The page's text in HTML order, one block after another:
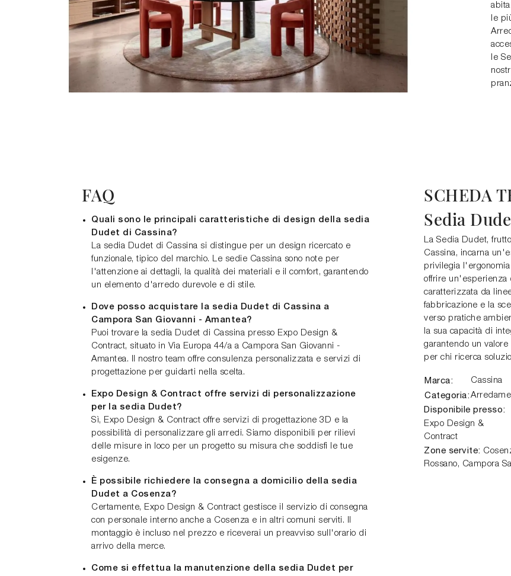
le
le
FAQ
Quali sono le principali caratteristiche di design della sedia
Dudet di Cassina?
La sedia Dudet di Cassina si distingue per un design ricercato e
funzionale, tipico del marchio. Le sedie Cassina sono note per
l'attenzione ai dettagli, la qualità dei materiali e il comfort, garantendo
un elemento d'arredo durevole e di stile.
Dove posso acquistare la sedia Dudet di Cassina a
Campora San Giovanni - Amantea?
Puoi trovare la sedia Dudet di Cassina presso Expo Design &
Contract, situato in Via Europa 44/a a Campora San Giovanni -
Amantea. Il nostro team offre consulenza personalizzata e servizi di
progettazione per guidarti nella scelta.
Expo Design & Contract offre servizi di personalizzazione
per la sedia Dudet?
Sì, Expo Design & Contract offre servizi di progettazione 3D e la
possibilità di personalizzare gli arredi. Siamo disponibili per rilievi
delle misure in loco per un progetto su misura che soddisfi le tue
esigenze.
È possibile richiedere la consegna a domicilio della sedia
Dudet a Cosenza?
Certamente, Expo Design & Contract gestisce il servizio di consegna
con personale interno anche a Cosenza e in altri comuni serviti. Il
montaggio è incluso nel prezzo e riceverai un preavviso sull'orario di
arrivo della merce.
Come si effettua la manutenzione della sedia Dudet per
SCHEDA
Sedia
La Sedia Dudet,
Cassina, incarna
privilegia
offrire un'esperienza
caratterizzata da
fabbricazione e la
verso pratiche
la sua capacità di
garantendo un
per chi ricerca
Marca: Cassina
Categoria:
Disponibile presso:
Expo Design &
Contract
Zone servite:
Rossano, Campora